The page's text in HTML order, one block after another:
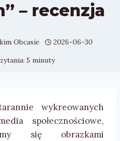
– recenzja
Obcasie
2026-06-30
5 minuty
wykreowanych
społecznościowe,
się obrazkami